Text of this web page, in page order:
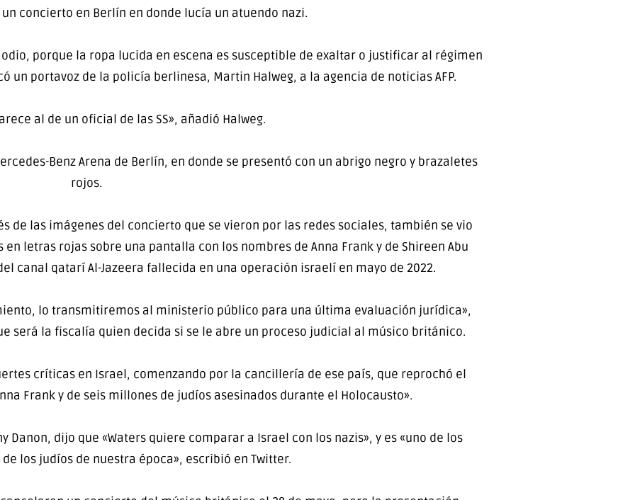
concierto en Berlín en donde lucía un atuendo nazi.
porque la ropa lucida en escena es susceptible de exaltar o justificar al régimen
portavoz de la policía berlinesa, Martin Halweg, a la agencia de noticias AFP.
al de un oficial de las SS», añadió Halweg.
Benz Arena de Berlín, en donde se presentó con un abrigo negro y brazaletes
rojos.
de las imágenes del concierto que se vieron por las redes sociales, también se vio
letras rojas sobre una pantalla con los nombres de Anna Frank y de Shireen Abu
canal qatarí Al-Jazeera fallecida en una operación israelí en mayo de 2022.
lo transmitiremos al ministerio público para una última evaluación jurídica»,
será la fiscalía quien decida si se le abre un proceso judicial al músico británico.
críticas en Israel, comenzando por la cancillería de ese país, que reprochó el
Frank y de seis millones de judíos asesinados durante el Holocausto».
dijo que «Waters quiere comparar a Israel con los nazis», y es «uno de los
los judíos de nuestra época», escribió en Twitter.